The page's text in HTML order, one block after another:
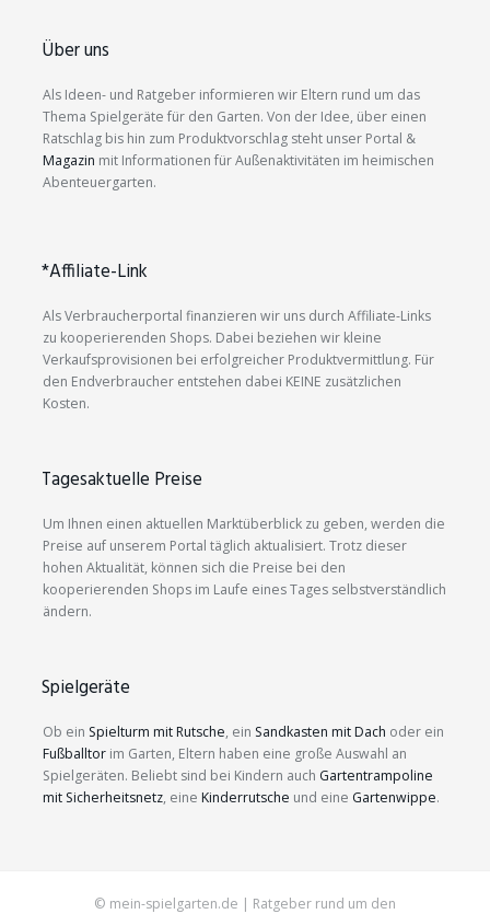
Über uns
Als Ideen- und Ratgeber informieren wir Eltern rund um das
Thema Spielgeräte für den Garten. Von der Idee, über einen
Ratschlag bis hin zum Produktvorschlag steht unser Portal &
Magazin mit Informationen für Außenaktivitäten im heimischen
Abenteuergarten.
*Affiliate-Link
Als Verbraucherportal finanzieren wir uns durch Affiliate-Links
zu kooperierenden Shops. Dabei beziehen wir kleine
Verkaufsprovisionen bei erfolgreicher Produktvermittlung. Für
den Endverbraucher entstehen dabei KEINE zusätzlichen
Kosten.
Tagesaktuelle Preise
Um Ihnen einen aktuellen Marktüberblick zu geben, werden die
Preise auf unserem Portal täglich aktualisiert. Trotz dieser
hohen Aktualität, können sich die Preise bei den
kooperierenden Shops im Laufe eines Tages selbstverständlich
ändern.
Spielgeräte
Ob ein Spielturm mit Rutsche, ein Sandkasten mit Dach oder ein
Fußballtor im Garten, Eltern haben eine große Auswahl an
Spielgeräten. Beliebt sind bei Kindern auch Gartentrampoline
mit Sicherheitsnetz, eine Kinderrutsche und eine Gartenwippe.
© mein-spielgarten.de | Ratgeber rund um den